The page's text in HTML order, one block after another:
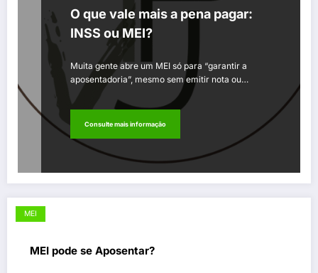
O que vale mais a pena pagar:
INSS ou MEI?
Muita gente abre um MEI só para “garantir a
aposentadoria”, mesmo sem emitir nota ou…
Consulte mais informação
MEI
MEI pode se Aposentar?